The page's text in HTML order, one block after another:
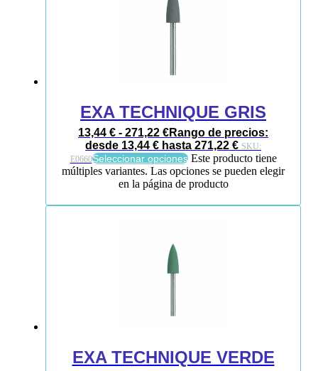
EXA TECHNIQUE GRIS
13,44 € - 271,22 €Rango de precios:
desde 13,44 € hasta 271,22 € SKU:
E0660Seleccionar opciones Este producto tiene
múltiples variantes. Las opciones se pueden elegir
en la página de producto
EXA TECHNIQUE VERDE